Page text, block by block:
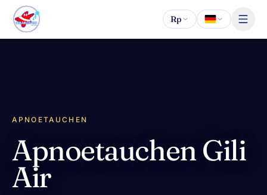
Zum Inhalt springen
Rp
APNOETAUCHEN
Apnoetauchen Gili
Air